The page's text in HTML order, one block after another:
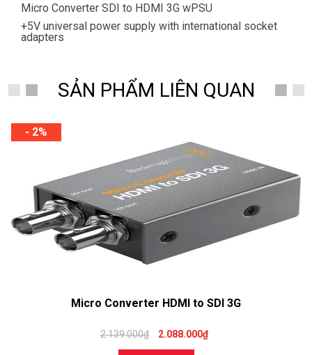
Micro Converter SDI to HDMI 3G wPSU
+5V universal power supply with international socket
adapters
SẢN PHẨM LIÊN QUAN
- 2%
Micro Converter HDMI to SDI 3G
2.139.000₫ 2.088.000₫